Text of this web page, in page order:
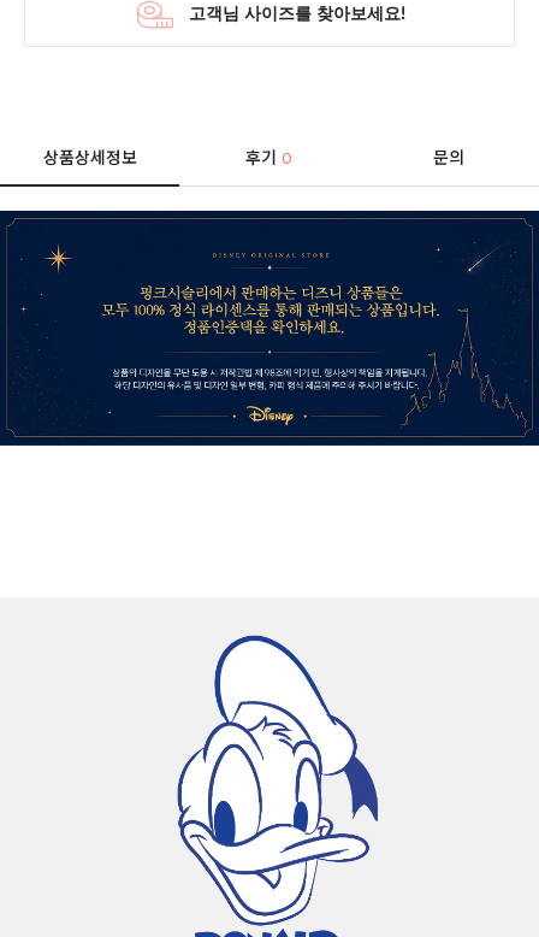
상품상세정보 후기0 문의